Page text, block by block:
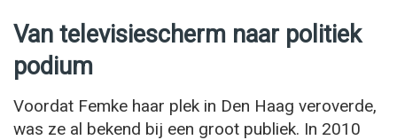
Van televisiescherm naar politiek
podium
Voordat Femke haar plek in Den Haag veroverde,
was ze al bekend bij een groot publiek. In 2010